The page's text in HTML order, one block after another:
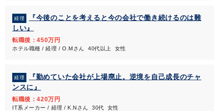
経理
『今後のことを考えると今の会社で働き続けるのは難
しい』
転職後：450万円
ホテル職種 / 経理 / O.Mさん 40代以上 女性
経理
『勤めていた会社が上場廃止。逆境を自己成長のチャ
ンスに』
転職後：420万円
IT系メーカー / 経理 / K.Nさん 30代 女性